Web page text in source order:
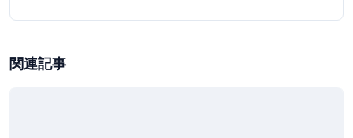
関連記事